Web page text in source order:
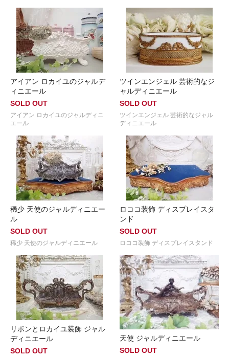
アイアン ロカイユのジャルデ
ィニエール
SOLD OUT
アイアン ロカイユのジャルディニ
エール
ツインエンジェル 芸術的なジ
ャルディニエール
SOLD OUT
ツインエンジェル 芸術的なジャル
ディニエール
稀少 天使のジャルディニエー
ル
SOLD OUT
稀少 天使のジャルディニエール
ロココ装飾 ディスプレイスタ
ンド
SOLD OUT
ロココ装飾 ディスプレイスタンド
リボンとロカイユ装飾 ジャル
ディニエール
SOLD OUT
天使 ジャルディニエール
SOLD OUT